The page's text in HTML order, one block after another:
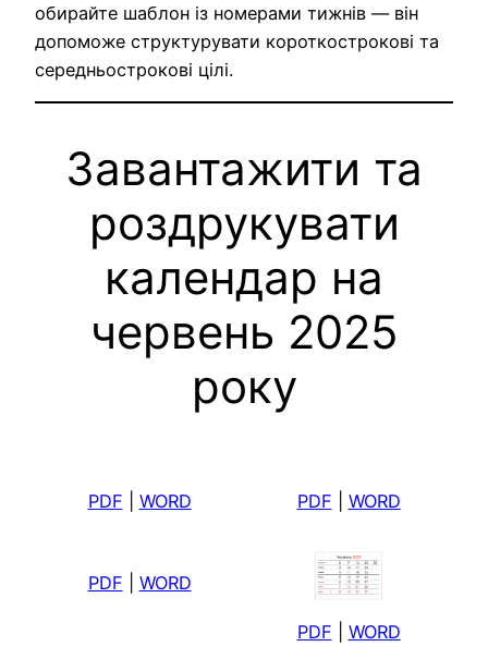
обирайте шаблон із номерами тижнів — він
допоможе структурувати короткострокові та
середньострокові цілі.
Завантажити та
роздрукувати
календар на
червень 2025
року
PDF WORD PDF WORD
PDF WORD
PDF WORD